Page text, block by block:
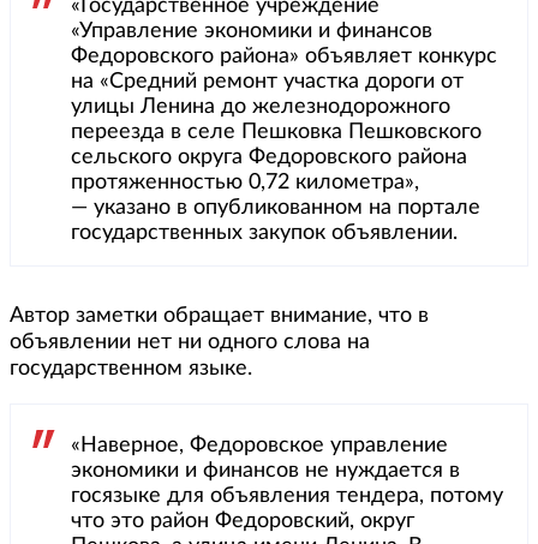
«Государственное учреждение
«Управление экономики и финансов
Федоровского района» объявляет конкурс
на «Средний ремонт участка дороги от
улицы Ленина до железнодорожного
переезда в селе Пешковка Пешковского
сельского округа Федоровского района
протяженностью 0,72 километра»,
— указано в опубликованном на портале
государственных закупок объявлении.
Автор заметки обращает внимание, что в
объявлении нет ни одного слова на
государственном языке.
«Наверное, Федоровское управление
экономики и финансов не нуждается в
госязыке для объявления тендера, потому
что это район Федоровский, округ